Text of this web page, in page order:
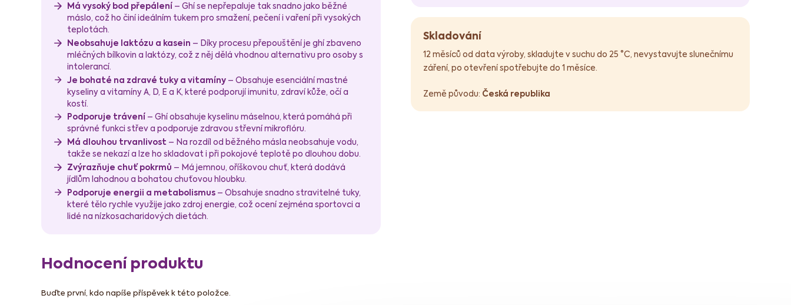
Má vysoký bod přepálení– Ghí se nepřepaluje tak snadno jako běžné
máslo, což ho činí ideálním tukem pro smažení, pečení i vaření při vysokých
teplotách.
Neobsahuje laktózu a kasein – Díky procesu přepouštění je ghí zbaveno
mléčných bílkovin a laktózy, což z něj dělá vhodnou alternativu pro osoby s
intolerancí.
Je bohaté na zdravé tuky a vitamíny– Obsahuje esenciální mastné
kyseliny a vitamíny A, D, E a K, které podporují imunitu, zdraví kůže, očí a
kostí.
Podporuje trávení– Ghí obsahuje kyselinu máselnou, která pomáhá při
správné funkci střev a podporuje zdravou střevní mikroflóru.
Má dlouhou trvanlivost– Na rozdíl od běžného másla neobsahuje vodu,
takže se nekazí a lze ho skladovat i při pokojové teplotě po dlouhou dobu.
Zvýrazňuje chuť pokrmů – Má jemnou, oříškovou chuť, která dodává
jídlům lahodnou a bohatou chuťovou hloubku.
Podporuje energii a metabolismus– Obsahuje snadno stravitelné tuky,
které tělo rychle využije jako zdroj energie, což ocení zejména sportovci a
lidé na nízkosacharidových dietách.
Skladování
12 měsíců od data výroby, skladujte v suchu do 25 °C, nevystavujte slunečnímu
záření, po otevření spotřebujte do 1 měsíce.
Země původu: Česká republika
Hodnocení produktu
Buďte první, kdo napíše příspěvek k této položce.